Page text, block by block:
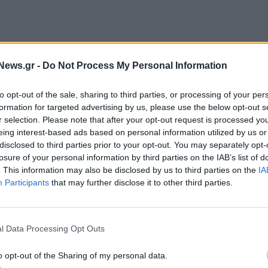
- Do Not Process My Personal Information
opt-out of the sale, sharing to third parties, or processing of your
for targeted advertising by us, please use the below opt-out
selection. Please note that after your opt-out request is processed
interest-based ads based on personal information utilized by us
to third parties prior to your opt-out. You may separately
of your personal information by third parties on the IAB’s list of
This information may also be disclosed by us to third parties on the
Participants that may further disclose it to other third parties.
Data Processing Opt Outs
opt-out of the Sharing of my personal data.
αυτό είναι αποτέλεσμα συγκεκριμένων
καταπολέμηση της φοροδιαφυγής και η θετική
χρήματα δεν προκύπτουν από λεφτόδεντρα».
στο 7,9%, στο χαμηλότερο επίπεδο των
πίεση για τα νοικοκυριά, με ιδιαίτερη
«Το διαθέσιμο εισόδημα χρειάζεται
φοροελαφρύνσεις που θα εξεταστούν από